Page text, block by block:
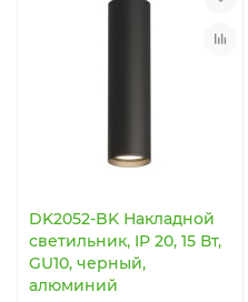
DK2052-BK Накладной
светильник, IP 20, 15 Вт,
GU10, черный,
алюминий